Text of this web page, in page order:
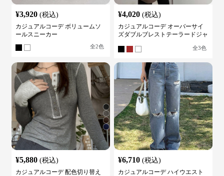
¥3,920 (税込)
カジュアルコーデ ボリュームソ
ールスニーカー
全2色
¥4,020 (税込)
カジュアルコーデ オーバーサイ
ズダブルブレストテーラードジャ
全3色
¥5,880 (税込)
カジュアルコーデ 配色切り替え
¥6,710 (税込)
カジュアルコーデ ハイウエスト